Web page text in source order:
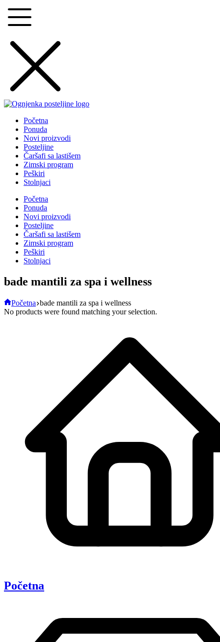
Početna
Ponuda
Novi proizvodi
Posteljine
Čaršafi sa lastišem
Zimski program
Peškiri
Stolnjaci
Početna
Ponuda
Novi proizvodi
Posteljine
Čaršafi sa lastišem
Zimski program
Peškiri
Stolnjaci
bade mantili za spa i wellness
Početna bade mantili za spa i wellness
No products were found matching your selection.
Početna